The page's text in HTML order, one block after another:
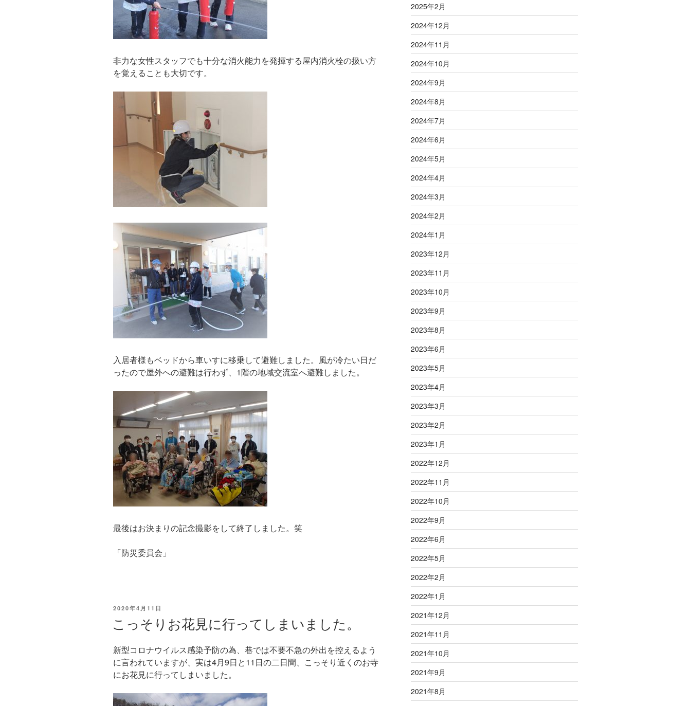
非力な女性スタッフでも十分な消火能力を発揮する屋内消火栓の扱い方
を覚えることも大切です。
入居者様もベッドから車いすに移乗して避難しました。風が冷たい日だ
ったので屋外への避難は行わず、1階の地域交流室へ避難しました。
最後はお決まりの記念撮影をして終了しました。笑
「防災委員会」
投
日:
2020年4月11日
こっそりお花見に行ってしまいました。
新型コロナウイルス感染予防の為、巷では不要不急の外出を控えるよう
に言われていますが、実は4月9日と11日の二日間、こっそり近くのお寺
にお花見に行ってしまいました。
2025年2月
2024年12月
2024年11月
2024年10月
2024年9月
2024年8月
2024年7月
2024年6月
2024年5月
2024年4月
2024年3月
2024年2月
2024年1月
2023年12月
2023年11月
2023年10月
2023年9月
2023年8月
2023年6月
2023年5月
2023年4月
2023年3月
2023年2月
2023年1月
2022年12月
2022年11月
2022年10月
2022年9月
2022年6月
2022年5月
2022年2月
2022年1月
2021年12月
2021年11月
2021年10月
2021年9月
2021年8月